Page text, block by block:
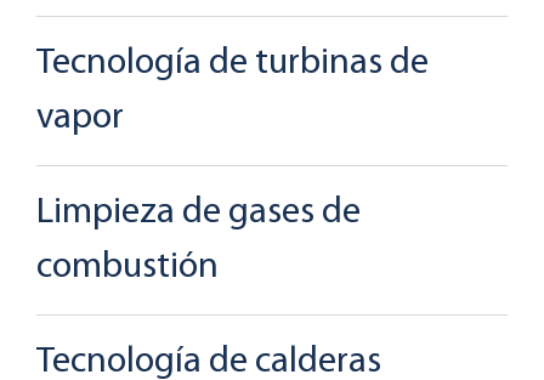
Tecnología de turbinas de
vapor
Limpieza de gases de
combustión
Tecnología de calderas